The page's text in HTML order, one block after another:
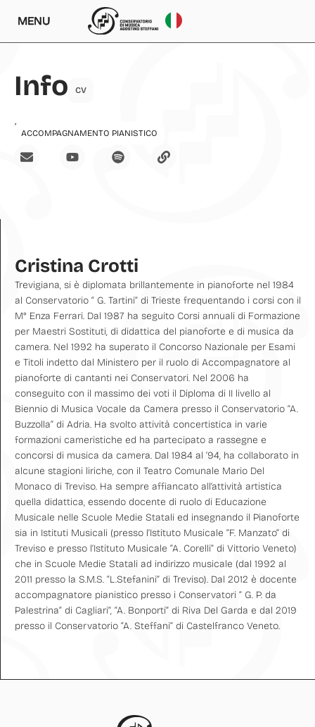
MENU
Info CV
Insegnamenti
ACCOMPAGNAMENTO PIANISTICO
Cristina Crotti
Trevigiana, si è diplomata brillantemente in pianoforte nel 1984
al Conservatorio “ G. Tartini” di Trieste frequentando i corsi con il
M° Enza Ferrari. Dal 1987 ha seguito Corsi annuali di Formazione
per Maestri Sostituti, di didattica del pianoforte e di musica da
camera. Nel 1992 ha superato il Concorso Nazionale per Esami
e Titoli indetto dal Ministero per il ruolo di Accompagnatore al
pianoforte di cantanti nei Conservatori. Nel 2006 ha
conseguito con il massimo dei voti il Diploma di II livello al
Biennio di Musica Vocale da Camera presso il Conservatorio “A.
Buzzolla” di Adria. Ha svolto attività concertistica in varie
formazioni cameristiche ed ha partecipato a rassegne e
concorsi di musica da camera. Dal 1984 al ’94, ha collaborato in
alcune stagioni liriche, con il Teatro Comunale Mario Del
Monaco di Treviso. Ha sempre affiancato all’attività artistica
quella didattica, essendo docente di ruolo di Educazione
Musicale nelle Scuole Medie Statali ed insegnando il Pianoforte
sia in Istituti Musicali (presso l’Istituto Musicale “F. Manzato” di
Treviso e presso l’Istituto Musicale “A. Corelli” di Vittorio Veneto)
che in Scuole Medie Statali ad indirizzo musicale (dal 1992 al
2011 presso la S.M.S. “L.Stefanini” di Treviso). Dal 2012 è docente
accompagnatore pianistico presso i Conservatori “ G. P. da
Palestrina” di Cagliari”, “A. Bonporti” di Riva Del Garda e dal 2019
presso il Conservatorio “A. Steffani” di Castelfranco Veneto.